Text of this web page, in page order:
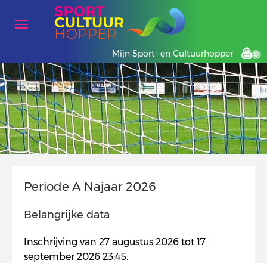
Mijn Sport- en Cultuurhopper 0
Periode A Najaar 2026
Belangrijke data
Inschrijving van 27 augustus 2026 tot 17
september 2026 23:45.